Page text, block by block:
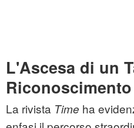
L'Ascesa di un
La rivista Time ha